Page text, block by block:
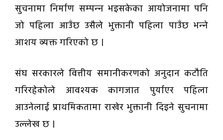
सुचनामा निर्माण सम्पन्न भइसकेका आयोजनामा पनि
जो पहिला आउँछ उसैले भुक्तानी पहिला पाउँछ भन्ने
आशय व्यक्त गरिएको छ ।
संघ सरकारले वित्तीय समानीकरणको अनुदान कटौति
गरिरहेकोले आवश्यक कागजात पुर्याएर पहिला
आउनेलाई प्राथमिकतामा राखेर भुक्तानी दिइने सुचनामा
उल्लेख छ ।